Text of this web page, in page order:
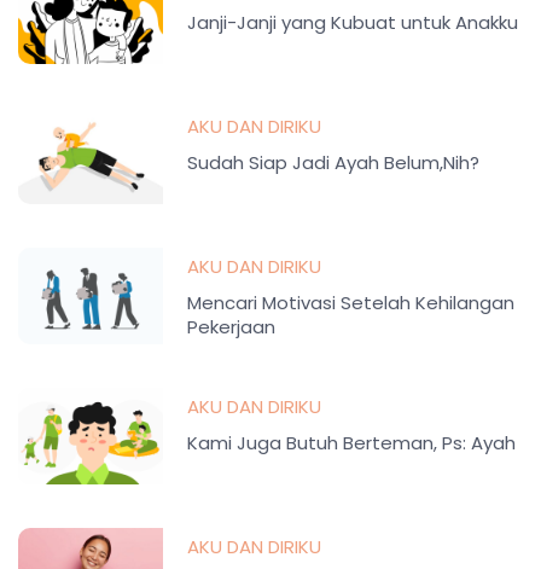
Janji-Janji yang Kubuat untuk Anakku
AKU DAN DIRIKU
Sudah Siap Jadi Ayah Belum,Nih?
AKU DAN DIRIKU
Mencari Motivasi Setelah Kehilangan
Pekerjaan
AKU DAN DIRIKU
Kami Juga Butuh Berteman, Ps: Ayah
AKU DAN DIRIKU